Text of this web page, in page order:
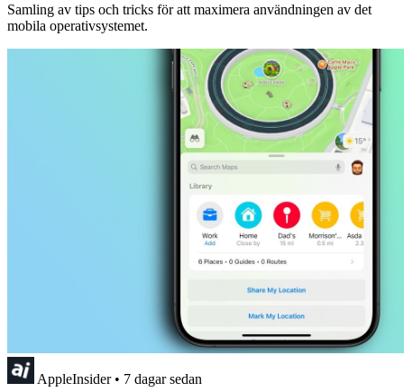
Samling av tips och tricks för att maximera användningen av det
mobila operativsystemet.
AppleInsider • 7 dagar sedan